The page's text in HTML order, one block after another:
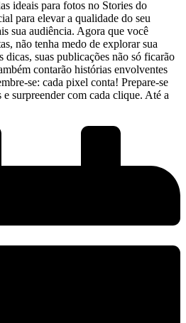
⁣ideais para ‍fotos no Stories do
para elevar a qualidade⁢ do​ seu
sua audiência. Agora que você
não tenha medo de explorar sua
suas publicações não só ficarão
contarão histórias⁤ envolventes
se: cada pixel conta! Prepare-se
surpreender com cada clique. Até a